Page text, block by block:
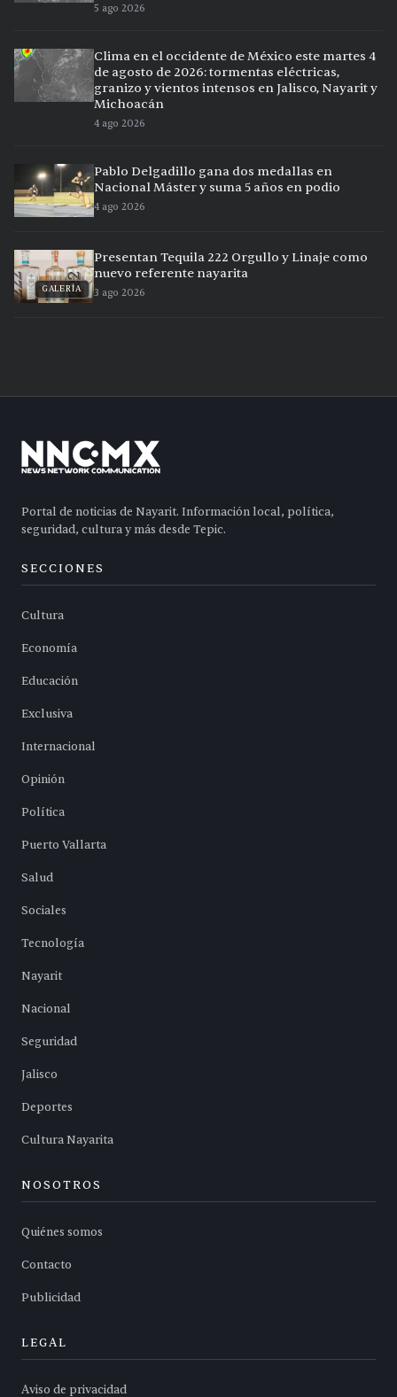
5 ago 2026
Clima en el occidente de México este martes 4
de agosto de 2026: tormentas eléctricas,
granizo y vientos intensos en Jalisco, Nayarit y
Michoacán
4 ago 2026
Pablo Delgadillo gana dos medallas en
Nacional Máster y suma 5 años en podio
4 ago 2026
GALERÍA
Presentan Tequila 222 Orgullo y Linaje como
nuevo referente nayarita
3 ago 2026
Portal de noticias de Nayarit. Información local, política,
seguridad, cultura y más desde Tepic.
SECCIONES
Cultura
Economía
Educación
Exclusiva
Internacional
Opinión
Política
Puerto Vallarta
Salud
Sociales
Tecnología
Nayarit
Nacional
Seguridad
Jalisco
Deportes
Cultura Nayarita
NOSOTROS
Quiénes somos
Contacto
Publicidad
LEGAL
Aviso de privacidad